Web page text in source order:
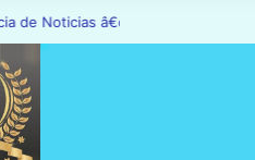
â€œA1 Noticiasâ€, fue